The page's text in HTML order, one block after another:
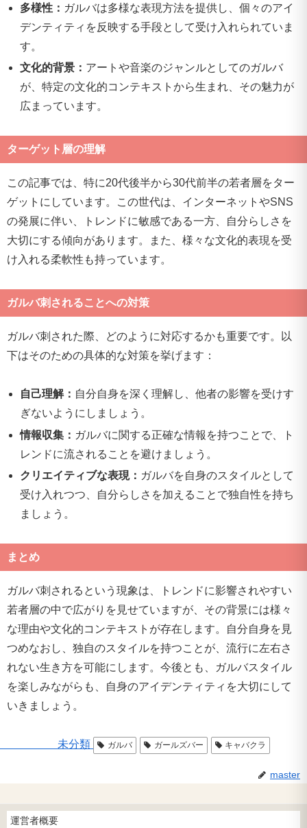
多様性： ガルバは多様な表現方法を提供し、個々のアイ
デンティティを反映する手段として受け入れられていま
す。
文化的背景： アートや音楽のジャンルとしてのガルバ
が、特定の文化的コンテキストから生まれ、その魅力が
広まっています。
ターゲット層の理解
この記事では、特に20代後半から30代前半の若者層をター
ゲットにしています。この世代は、インターネットやSNS
の発展に伴い、トレンドに敏感である一方、自分らしさを
大切にする傾向があります。また、様々な文化的表現を受
け入れる柔軟性も持っています。
ガルバ刺されることへの対策
ガルバ刺された際、どのように対応するかも重要です。以
下はそのための具体的な対策を挙げます：
自己理解： 自分自身を深く理解し、他者の影響を受けす
ぎないようにしましょう。
情報収集： ガルバに関する正確な情報を持つことで、ト
レンドに流されることを避けましょう。
クリエイティブな表現： ガルバを自身のスタイルとして
受け入れつつ、自分らしさを加えることで独自性を持ち
ましょう。
まとめ
ガルバ刺されるという現象は、トレンドに影響されやすい
若者層の中で広がりを見せていますが、その背景には様々
な理由や文化的コンテキストが存在します。自分自身を見
つめなおし、独自のスタイルを持つことが、流行に左右さ
れない生き方を可能にします。今後とも、ガルバスタイル
を楽しみながらも、自身のアイデンティティを大切にして
いきましょう。
未分類 ガルバ ガールズバー キャバクラ
master
運営者概要